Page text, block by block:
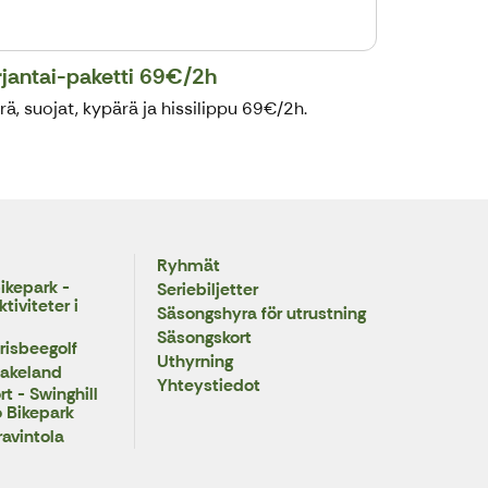
paketti 69€/2h
suojat, kypärä ja hissilippu 69€/2h.
-
i
- Swinghill
Bikepark
Ryhmät
Seriebiljetter
Säsongshyra för utrustning
Säsongskort
Uthyrning
Yhteystiedot